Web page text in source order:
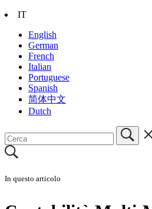
IT
English
German
French
Italian
Portuguese
Spanish
简体中文
Dutch
In questo articolo